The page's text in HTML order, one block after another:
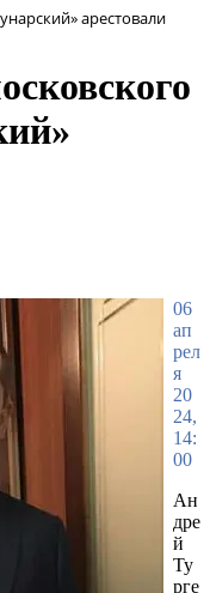
арестовали
06
ап
рел
я
20
24,
14:
00
Ан
дре
й
Ту
рге